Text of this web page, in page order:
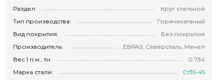
Раздел:
Круг стальной
Тип производства:
Горячекатаный
Вид покрытия:
Без покрытия
Производитель:
ЕВРАЗ, Северсталь, Мечел
Вес 1 п.м., тн:
0.734
Марка стали:
Ст35-45